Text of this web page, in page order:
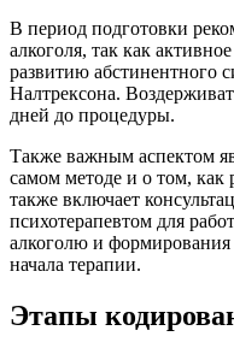
В период подготовки
алкоголя, так как
развитию абстинентного
Налтрексона.
дней до процедуры.
Также важным аспектом
самом методе и о том, как
также включает
психотерапевтом для
алкоголю и
начала терапии.
Этапы